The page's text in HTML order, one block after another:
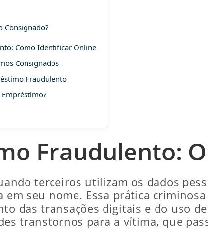
Consignado?
Como Identificar Online
Consignados
Fraudulento
Empréstimo?
Fraudulento: O
terceiros utilizam os dados
seu nome. Essa prática
das transações digitais e do uso
transtornos para a vítima, que